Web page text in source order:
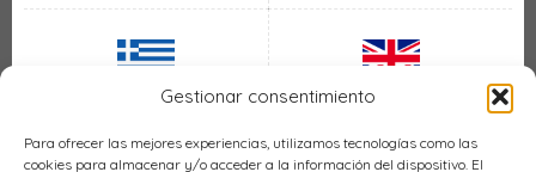
Gestionar consentimiento
Para ofrecer las mejores experiencias, utilizamos tecnologías como las
cookies para almacenar y/o acceder a la información del dispositivo. El
Griega Inglesa